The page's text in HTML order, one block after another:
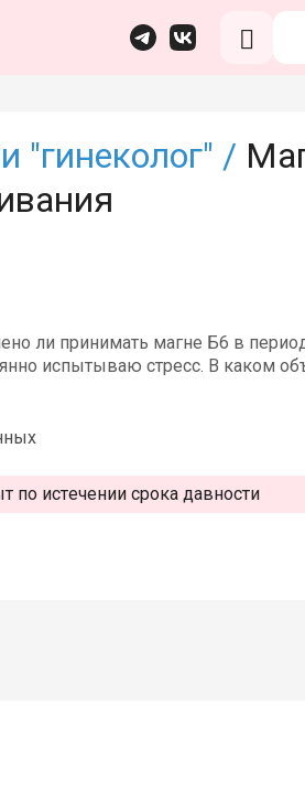
"гинеколог" /
ли принимать магне Б6 в
испытываю стресс. В каком
по истечении срока давности